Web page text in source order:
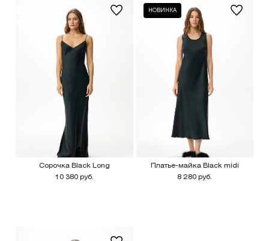
Сорочка Black Long
10 380 руб.
НОВИНКА
Платье-майка Black midi
8 280 руб.